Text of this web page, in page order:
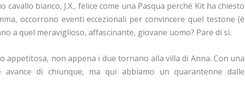
bianco, J.X., felice come una Pasqua perché Kit ha chiesto
occorrono eventi eccezionali per convincere quel testone (è
a quel meraviglioso, affascinante, giovane uomo? Pare di sì.
appetitosa, non appena i due tornano alla villa di Anna. Con una
di chiunque, ma qui abbiamo un quarantenne dalle